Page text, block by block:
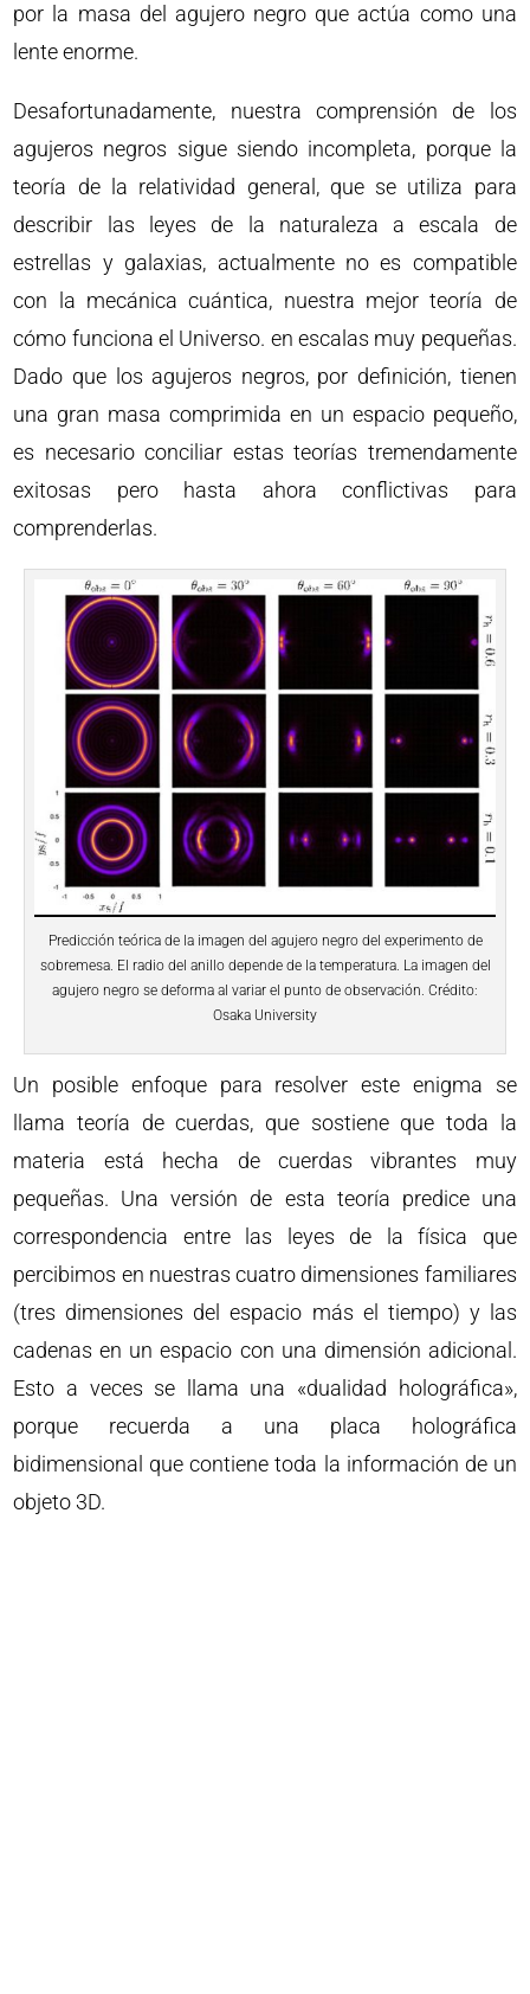
por la masa del agujero negro que actúa como una
lente enorme.
Desafortunadamente, nuestra comprensión de los
agujeros negros sigue siendo incompleta, porque la
teoría de la relatividad general, que se utiliza para
describir las leyes de la naturaleza a escala de
estrellas y galaxias, actualmente no es compatible
con la mecánica cuántica, nuestra mejor teoría de
cómo funciona el Universo. en escalas muy pequeñas.
Dado que los agujeros negros, por definición, tienen
una gran masa comprimida en un espacio pequeño,
es necesario conciliar estas teorías tremendamente
exitosas pero hasta ahora conflictivas para
comprenderlas.
Predicción teórica de la imagen del agujero negro del experimento de
sobremesa. El radio del anillo depende de la temperatura. La imagen del
agujero negro se deforma al variar el punto de observación. Crédito:
Osaka University
Un posible enfoque para resolver este enigma se
llama teoría de cuerdas, que sostiene que toda la
materia está hecha de cuerdas vibrantes muy
pequeñas. Una versión de esta teoría predice una
correspondencia entre las leyes de la física que
percibimos en nuestras cuatro dimensiones familiares
(tres dimensiones del espacio más el tiempo) y las
cadenas en un espacio con una dimensión adicional.
Esto a veces se llama una «dualidad holográfica»,
porque recuerda a una placa holográfica
bidimensional que contiene toda la información de un
objeto 3D.